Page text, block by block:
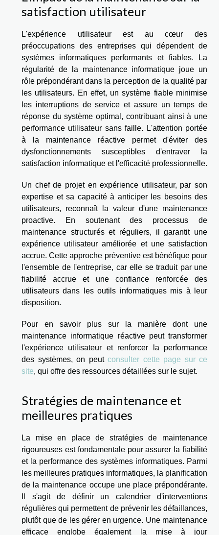
satisfaction utilisateur
L'expérience utilisateur est au cœur des
préoccupations des entreprises qui dépendent de
systèmes informatiques performants et fiables. La
régularité de la maintenance informatique joue un
rôle prépondérant dans la perception de la qualité par
les utilisateurs. En effet, un système fiable minimise
les interruptions de service et assure un temps de
réponse du système optimal, contribuant ainsi à une
performance utilisateur sans faille. L'attention portée
à la maintenance réactive permet d'éviter des
dysfonctionnements susceptibles d'entraver la
satisfaction informatique et l'efficacité professionnelle.
Un chef de projet en expérience utilisateur, par son
expertise et sa capacité à anticiper les besoins des
utilisateurs, reconnaît la valeur d'une maintenance
proactive. En soutenant des processus de
maintenance structurés et réguliers, il garantit une
expérience utilisateur améliorée et une satisfaction
accrue. Cette approche préventive est bénéfique pour
l'ensemble de l'entreprise, car elle se traduit par une
fiabilité accrue et une confiance renforcée des
utilisateurs dans les outils informatiques mis à leur
disposition.
Pour en savoir plus sur la manière dont une
maintenance informatique réactive peut transformer
l'expérience utilisateur et renforcer la performance
des systèmes, on peut consulter cette page sur ce
site, qui offre des ressources détaillées sur le sujet.
Stratégies de maintenance et
meilleures pratiques
La mise en place de stratégies de maintenance
rigoureuses est fondamentale pour assurer la fiabilité
et la performance des systèmes informatiques. Parmi
les meilleures pratiques informatiques, la planification
de la maintenance occupe une place prépondérante.
Il s'agit de définir un calendrier d'interventions
régulières qui permettent de prévenir les défaillances,
plutôt que de les gérer en urgence. Une maintenance
efficace englobe également la mise à jour